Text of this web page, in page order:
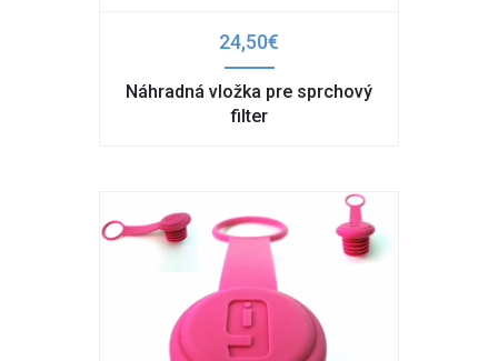
24,50€
Náhradná vložka pre sprchový
filter